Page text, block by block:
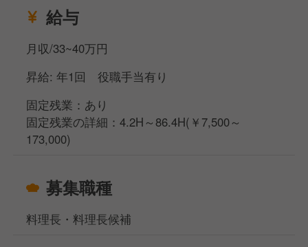
給与
月収/33~40万円
昇給: 年1回 役職手当有り
固定残業：あり
固定残業の詳細：4.2H～86.4H(￥7,500～
173,000)
募集職種
料理長・料理長候補